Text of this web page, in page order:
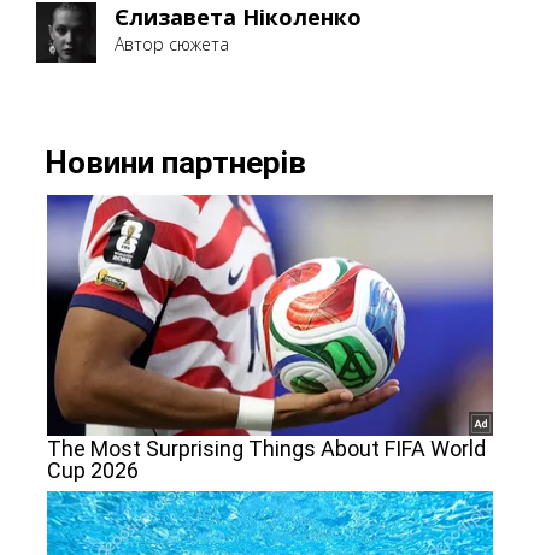
Єлизавета Ніколенко
Автор сюжета